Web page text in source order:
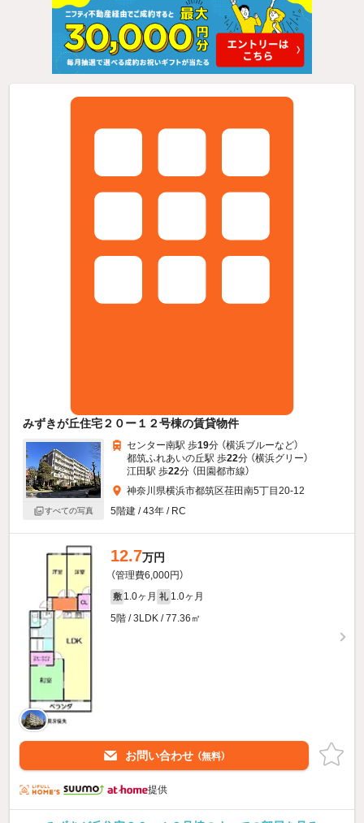
みずきが丘住宅２０ー１２号棟の賃貸物件
すべての写真
センター南駅 歩19分 （横浜ブルーなど）
都筑ふれあいの丘駅 歩22分 （横浜グリー）
江田駅 歩22分 （田園都市線）
神奈川県横浜市都筑区荏田南5丁目20-12
5階建 / 43年 / RC
12.7万円
（管理費6,000円）
敷 1.0ヶ月 礼 1.0ヶ月
5階 / 3LDK / 77.36㎡
お問い合わせ （無料）
提供